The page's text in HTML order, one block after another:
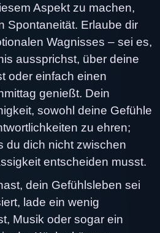
Aspekt zu machen,
Spontaneität. Erlaube dir
Wagnisses – sei es,
aussprichst, über deine
oder einfach einen
genießt. Dein
sowohl deine Gefühle
zu ehren;
du dich nicht zwischen
entscheiden musst.
dein Gefühlsleben sei
lade ein wenig
Musik oder sogar ein